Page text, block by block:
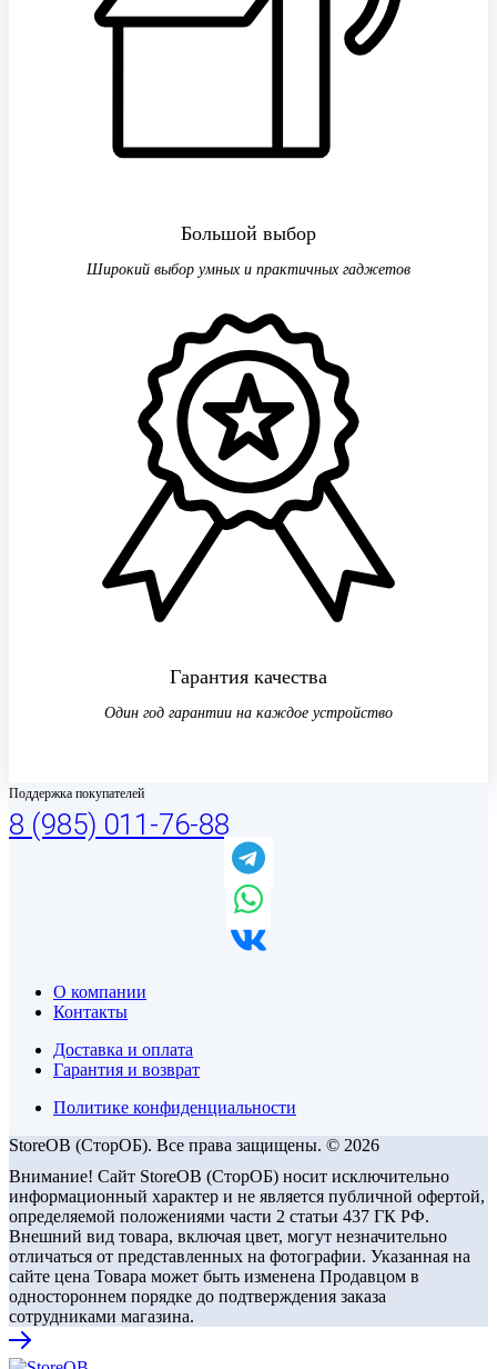
Большой выбор
Широкий выбор умных и практичных гаджетов
Гарантия качества
Один год гарантии на каждое устройство
Поддержка покупателей
8 (985) 011-76-88
О компании
Контакты
Доставка и оплата
Гарантия и возврат
Политике конфиденциальности
StoreOB (CторОБ). Все права защищены. © 2026
Внимание! Сайт StoreOB (СторОБ) носит исключительно
информационный характер и не является публичной офертой,
определяемой положениями части 2 статьи 437 ГК РФ.
Внешний вид товара, включая цвет, могут незначительно
отличаться от представленных на фотографии. Указанная на
сайте цена Товара может быть изменена Продавцом в
одностороннем порядке до подтверждения заказа
сотрудниками магазина.